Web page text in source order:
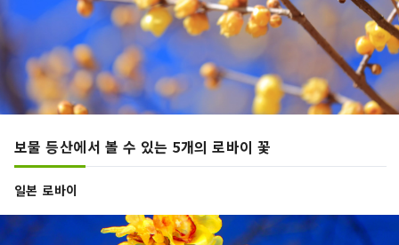
보물 등산에서 볼 수 있는 5개의 로바이 꽃
일본 로바이